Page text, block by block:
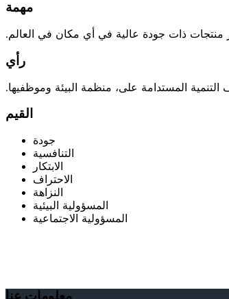
مهمة
منتجات ذات جودة عالية في أي مكان في العالم.
رأي
المستدامة على، منظمة البيئة وموظفيها.
القيم
جودة
التنافسية
الابتكار
الاحتراف
النزاهة
المسؤولية البيئية
المسؤولية الاجتماعية
معلومات عنا